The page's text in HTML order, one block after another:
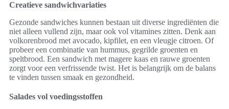
Creatieve sandwichvariaties
Gezonde sandwiches kunnen bestaan uit diverse ingrediënten die
niet alleen vullend zijn, maar ook vol vitamines zitten. Denk aan
volkorenbrood met avocado, kipfilet, en een vleugje citroen. Of
probeer een combinatie van hummus, gegrilde groenten en
speltbrood. Een sandwich met magere kaas en rauwe groenten
zorgt voor een verfrissende twist. Het is belangrijk om de balans
te vinden tussen smaak en gezondheid.
Salades vol voedingsstoffen